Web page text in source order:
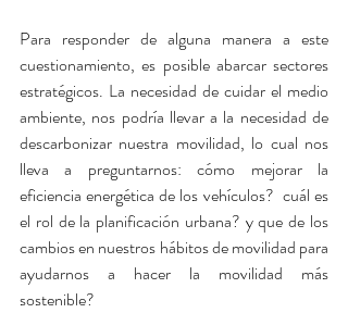
Para responder de alguna manera a este
cuestionamiento, es posible abarcar sectores
estratégicos. La necesidad de cuidar el medio
ambiente, nos podría llevar a la necesidad de
descarbonizar nuestra movilidad, lo cual nos
lleva a preguntarnos: cómo mejorar la
eficiencia energética de los vehículos?  cuál es
el rol de la planificación urbana? y que de los
cambios en nuestros hábitos de movilidad para
ayudarnos a hacer la movilidad más
sostenible?